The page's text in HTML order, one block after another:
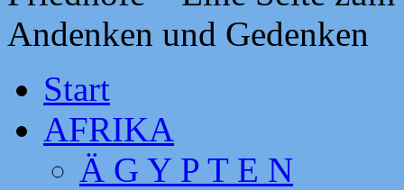
Start
AFRIKA
Ä G Y P T E N